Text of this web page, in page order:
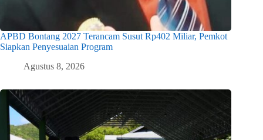
APBD Bontang 2027 Terancam Susut Rp402 Miliar, Pemkot
Siapkan Penyesuaian Program
Agustus 8, 2026